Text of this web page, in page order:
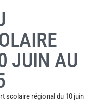
JUIN AU
scolaire régional du 10 juin